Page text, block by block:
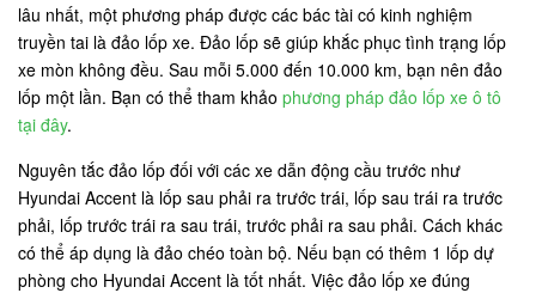
lâu nhất, một phương pháp được các bác tài có kinh nghiệm
truyền tai là đảo lốp xe. Đảo lốp sẽ giúp khắc phục tình trạng lốp
xe mòn không đều. Sau mỗi 5.000 đến 10.000 km, bạn nên đảo
lốp một lần. Bạn có thể tham khảo phương pháp đảo lốp xe ô tô
tại đây.
Nguyên tắc đảo lốp đối với các xe dẫn động cầu trước như
Hyundai Accent là lốp sau phải ra trước trái, lốp sau trái ra trước
phải, lốp trước trái ra sau trái, trước phải ra sau phải. Cách khác
có thể áp dụng là đảo chéo toàn bộ. Nếu bạn có thêm 1 lốp dự
phòng cho Hyundai Accent là tốt nhất. Việc đảo lốp xe đúng